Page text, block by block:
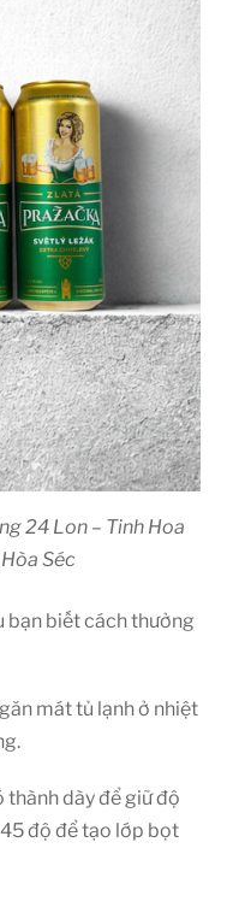
24 Lon – Tinh Hoa
Séc
bạn biết cách thưởng
mát tủ lạnh ở nhiệt
thành dày để giữ độ
độ để tạo lớp bọt